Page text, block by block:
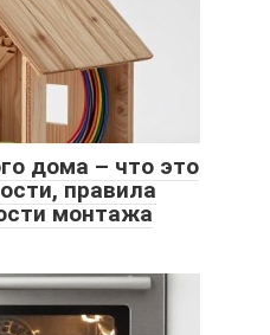
дома – что это
правила
монтажа